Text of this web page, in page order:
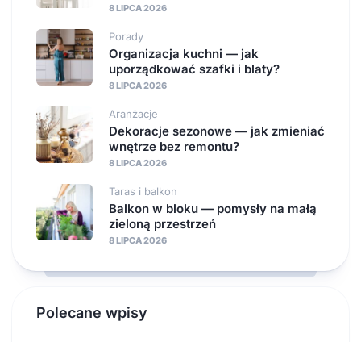
8 LIPCA 2026
Porady
Organizacja kuchni — jak
uporządkować szafki i blaty?
8 LIPCA 2026
Aranżacje
Dekoracje sezonowe — jak zmieniać
wnętrze bez remontu?
8 LIPCA 2026
Taras i balkon
Balkon w bloku — pomysły na małą
zieloną przestrzeń
8 LIPCA 2026
Polecane wpisy